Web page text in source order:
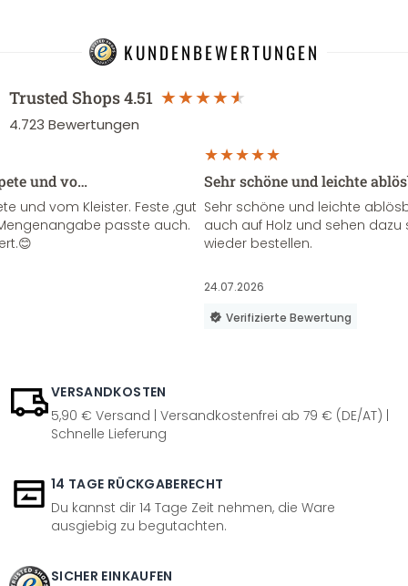
KUNDENBEWERTUNGEN
Trusted Shops4.51
4.723 Bewertungen
und vo…
und vom Kleister. Feste ,gut
passte auch.
Sehr schöne und leichte
Sehr schöne und leichte
auch auf Holz und sehen
wieder bestellen.
24.07.2026
Verifizierte Bewertung
VERSANDKOSTEN
5,90 € Versand | Versandkostenfrei ab 79 € (DE/AT) |
Schnelle Lieferung
14 TAGE RÜCKGABERECHT
Du kannst dir 14 Tage Zeit nehmen, die Ware
ausgiebig zu begutachten.
SICHER EINKAUFEN